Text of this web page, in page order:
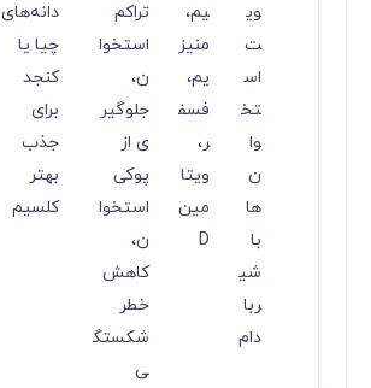
وی
ت
اس
تخ
وا
ن‌
ها
با
شی
ربا
دام
یم،
منیز
یم،
فسف
ر،
ویتا
مین
D
تراکم
استخوا
ن،
جلوگیر
ی از
پوکی
استخوا
ن،
کاهش
خطر
شکستگ
ی
دانه‌های
چیا یا
کنجد
برای
جذب
بهتر
کلسیم